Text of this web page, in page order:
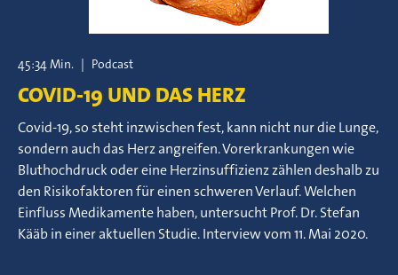
45:34 Min. | Podcast
COVID-19 UND DAS HERZ
Covid-19, so steht inzwischen fest, kann nicht nur die Lunge,
sondern auch das Herz angreifen. Vorerkrankungen wie
Bluthochdruck oder eine Herzinsuffizienz zählen deshalb zu
den Risikofaktoren für einen schweren Verlauf. Welchen
Einfluss Medikamente haben, untersucht Prof. Dr. Stefan
Kääb in einer aktuellen Studie. Interview vom 11. Mai 2020.